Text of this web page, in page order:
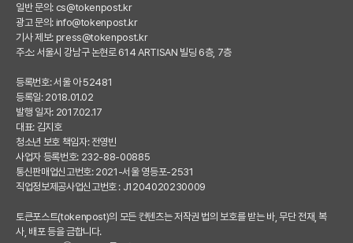
일반 문의: cs@tokenpost.kr
광고 문의: info@tokenpost.kr
기사 제보: press@tokenpost.kr
주소: 서울시 강남구 논현로 614 ARTISAN 빌딩 6층, 7층
등록번호: 서울 아 52481
등록일: 2018.01.02
발행 일자: 2017.02.17
대표: 김지호
청소년 보호 책임자: 전영빈
사업자 등록번호: 232-88-00885
통신판매업신고번호: 2021-서울 영등포-2531
직업정보제공사업신고번호 : J1204020230009
토큰포스트(tokenpost)의 모든 컨텐츠는 저작권 법의 보호를 받는 바, 무단 전재, 복
사, 배포 등을 금합니다.